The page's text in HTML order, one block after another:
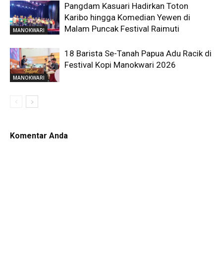
MANOKWARI
Pangdam Kasuari Hadirkan Toton
Karibo hingga Komedian Yewen di
Malam Puncak Festival Raimuti
MANOKWARI
18 Barista Se-Tanah Papua Adu Racik di
Festival Kopi Manokwari 2026
Komentar Anda